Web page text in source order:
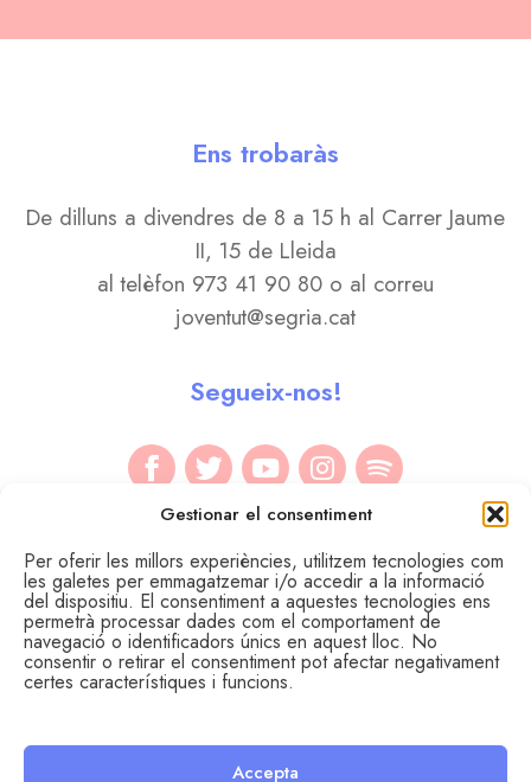
Gestionar el consentiment
Per oferir les millors experiències, utilitzem tecnologies com
les galetes per emmagatzemar i/o accedir a la informació
del dispositiu. El consentiment a aquestes tecnologies ens
permetrà processar dades com el comportament de
navegació o identificadors únics en aquest lloc. No
consentir o retirar el consentiment pot afectar negativament
certes característiques i funcions.
Accepta
Ens trobaràs
De dilluns a divendres de 8 a 15 h al Carrer Jaume
II, 15 de Lleida
al telèfon 973 41 90 80 o al correu
joventut@segria.cat
Segueix-nos!